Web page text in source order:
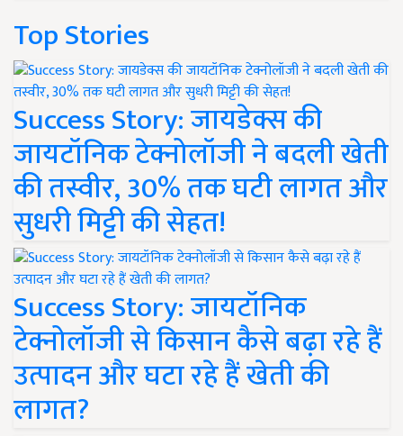
Top Stories
Success Story: जायडेक्स की
जायटॉनिक टेक्नोलॉजी ने बदली खेती
की तस्वीर, 30% तक घटी लागत और
सुधरी मिट्टी की सेहत!
Success Story: जायटॉनिक
टेक्नोलॉजी से किसान कैसे बढ़ा रहे हैं
उत्पादन और घटा रहे हैं खेती की
लागत?